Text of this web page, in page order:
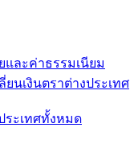
และค่าธรรมเนียม
ยนเงินตราต่างประเทศ
ระเทศทั้งหมด